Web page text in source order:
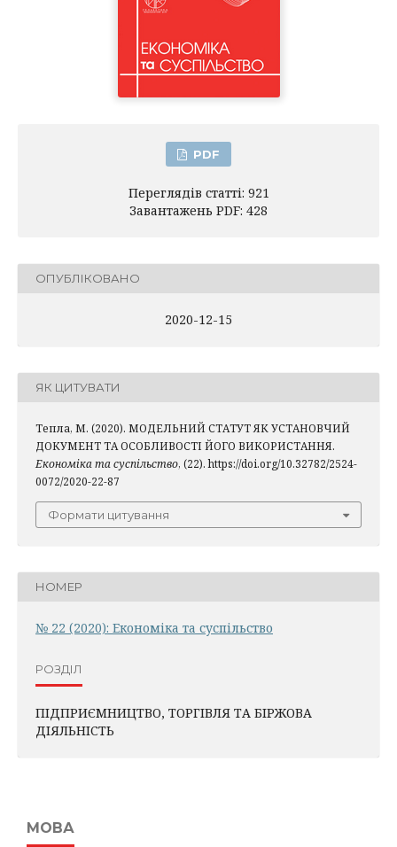
PDF
Переглядів статті: 921
Завантажень PDF: 428
ОПУБЛІКОВАНО
2020-12-15
ЯК ЦИТУВАТИ
Тепла, М. (2020). МОДЕЛЬНИЙ СТАТУТ ЯК УСТАНОВЧИЙ
ДОКУМЕНТ ТА ОСОБЛИВОСТІ ЙОГО ВИКОРИСТАННЯ.
Економіка та суспільство, (22). https://doi.org/10.32782/2524-
0072/2020-22-87
Формати цитування
НОМЕР
№ 22 (2020): Економіка та суспільство
РОЗДІЛ
ПІДПРИЄМНИЦТВО, ТОРГІВЛЯ ТА БІРЖОВА
ДІЯЛЬНІСТЬ
МОВА